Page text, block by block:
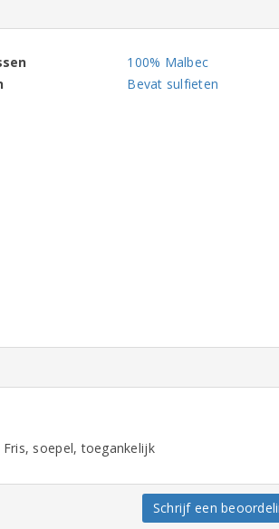
100% Malbec
Bevat sulfieten
soepel, toegankelijk
Schrijf een